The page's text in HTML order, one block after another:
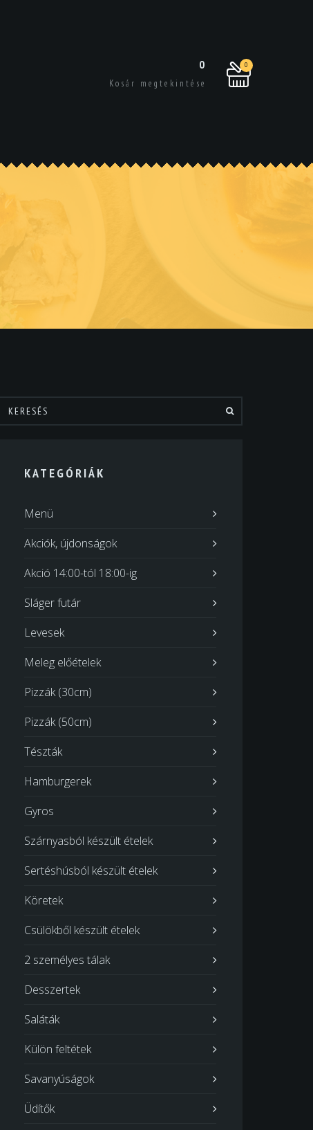
0
Kosár megtekintése
0
KATEGÓRIÁK
Menü
Akciók, újdonságok
Akció 14:00-tól 18:00-ig
Sláger futár
Levesek
Meleg előételek
Pizzák (30cm)
Pizzák (50cm)
Tészták
Hamburgerek
Gyros
Szárnyasból készült ételek
Sertéshúsból készült ételek
Köretek
Csülökből készült ételek
2 személyes tálak
Desszertek
Saláták
Külön feltétek
Savanyúságok
Üdítők